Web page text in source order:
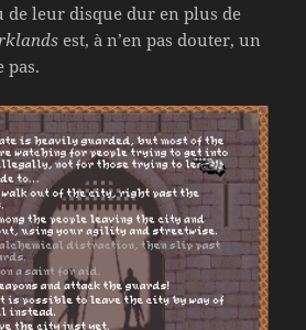
de leur disque dur en plus de
est, à n’en pas douter, un
pas.